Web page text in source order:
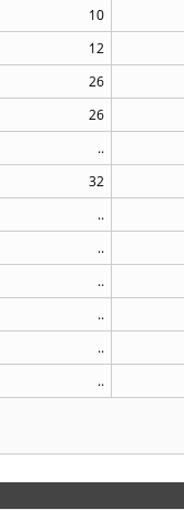
10
12
26
26
..
32
..
..
..
..
..
..